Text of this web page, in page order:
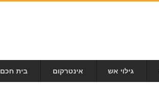
גילוי אש אינטרקום בית חכם